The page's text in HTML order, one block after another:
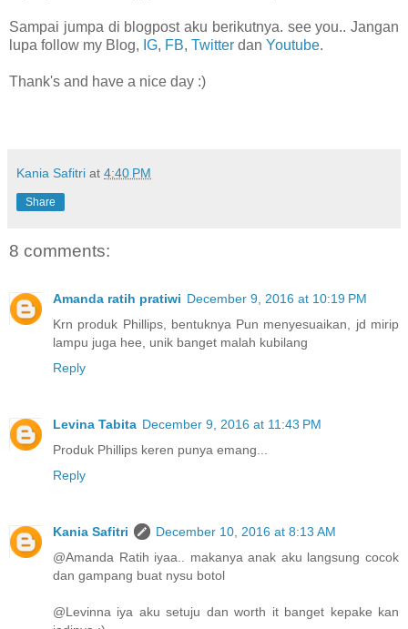
Sampai jumpa di blogpost aku berikutnya. see you.. Jangan
lupa follow my Blog, IG, FB, Twitter dan Youtube.
Thank's and have a nice day :)
Kania Safitri at 4:40 PM
Share
8 comments:
Amanda ratih pratiwi December 9, 2016 at 10:19 PM
Krn produk Phillips, bentuknya Pun menyesuaikan, jd mirip
lampu juga hee, unik banget malah kubilang
Reply
Levina Tabita December 9, 2016 at 11:43 PM
Produk Phillips keren punya emang...
Reply
Kania Safitri
December 10, 2016 at 8:13 AM
@Amanda Ratih iyaa.. makanya anak aku langsung cocok
dan gampang buat nysu botol
@Levinna iya aku setuju dan worth it banget kepake kan